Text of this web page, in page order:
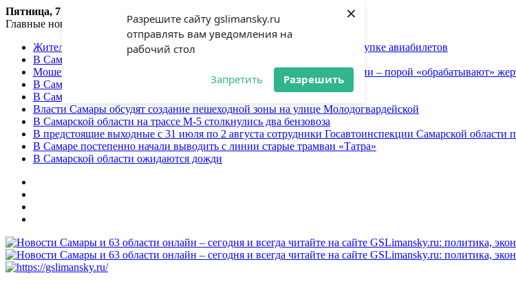
Разрешите сайту gslimansky.ru
отправлять вам уведомления на
рабочий стол
Запретить Разрешить
×
Пятница, 7 августа 2026
Главные новости
Жительница Самарского региона стала жертвой мошенников при покупке авиабилетов
В Самарской области объявлен желтый уровень опасности
Мошенники продолжают использовать приёмы социальной инженерии – порой «обрабатывают»
В Самарской области сохранится теплая погода
В Самарской области ожидаются грозы
Власти Самары обсудят создание пешеходной зоны на улице Молодогвардейской
В Самарской области на трассе М-5 столкнулись два бензовоза
В предстоящие выходные с 31 июля по 2 августа сотрудники Госавтоинспекции Самарской
В Самаре постепенно начали выводить с линии старые трамваи «Татра»
В Самарской области ожидаются дожди
Меню